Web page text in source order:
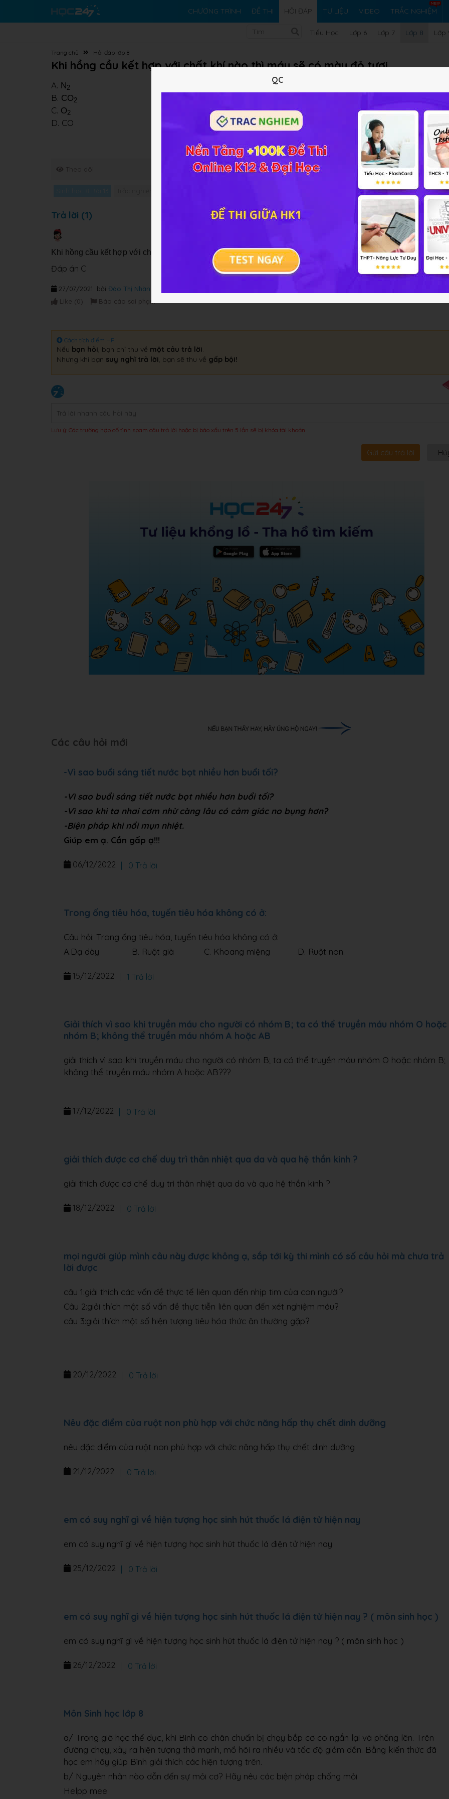
CHƯƠNG TRÌNH ĐỀ THI HỎI ĐÁP TƯ LIỆU VIDEO TRẮC NGHIỆM
Tiểu Học Lớp 6 Lớp 7 Lớp 8 Lớp
Trang chủ Hỏi đáp lớp 8
Khi hồng cầu kết hợp với chất khí nào thì máu sẽ có màu đỏ tươi
A. N2
B. CO2
C. O2
D. CO
Theo dõi Vi
Trả lời (1)
Khi hồng cầu kết hợp với chất khí oxi thì máu sẽ có màu đỏ tươi
Đáp án C
bởi Đào Thị Nhàn
27/07/2021
Like (0) Báo cáo sai phạm
Cách tích điểm HP
Nếu bạn hỏi, bạn chỉ thu về một câu trả lời.
Nhưng khi bạn suy nghĩ trả lời, bạn sẽ thu về gấp bội!
Lưu ý: Các trường hợp cố tình spam câu trả lời hoặc bị báo xấu trên 5 lần sẽ bị khóa tài khoản
Gửi câu trả lời
Các câu hỏi mới
-Vì sao buổi sáng tiết nước bọt nhiều hơn buổi tối?
-Vì sao buổi sáng tiết nước bọt nhiều hơn buổi tối?
-Vì sao khi ta nhai cơm nhừ càng lâu có cảm giác no bụng hơn?
-Biện pháp khi nổi mụn nhiệt.
Giúp em ạ. Cần gấp ạ!!!
06/12/2022 0 Trả lời
Trong ống tiêu hóa, tuyến tiêu hóa không có ở:
Câu hỏi: Trong ống tiêu hóa, tuyến tiêu hóa không có ở:
A.Dạ dày B. Ruột già C. Khoang miệng D. Ruột non.
15/12/2022 1 Trả lời
Giải thích vì sao khi truyền máu cho người có nhóm B; ta có thể truyền máu nhóm O hoặc
nhóm B; không thể truyền máu nhóm A hoặc AB
giải thích vì sao khi truyền máu cho người có nhóm B; ta có thể truyền máu nhóm O hoặc nhóm B;
không thể truyền máu nhóm A hoặc AB???
17/12/2022 0 Trả lời
giải thích được cơ chế duy trì thân nhiệt qua da và qua hệ thần kinh ?
giải thích được cơ chế duy trì thân nhiệt qua da và qua hệ thần kinh ?
18/12/2022 0 Trả lời
mọi người giúp mình câu này được không ạ, sắp tới kỳ thi mình có số câu hỏi mà chưa trả
lời được
câu 1:giải thích các vấn đề thực tế liên quan đến nhịp tim của con người?
Câu 2:giải thích một số vấn đề thực tiễn liên quan đến xét nghiệm máu?
câu 3:giải thích một số hiện tượng tiêu hóa thức ăn thường gặp?
20/12/2022 0 Trả lời
Nêu đặc điểm của ruột non phù hợp với chức năng hấp thụ chết dinh dưỡng
nêu đặc điểm của ruột non phù hợp với chức năng hấp thụ chết dinh dưỡng
21/12/2022 0 Trả lời
em có suy nghĩ gì về hiện tượng học sinh hút thuốc lá điện tử hiện nay
em có suy nghĩ gì về hiện tượng học sinh hút thuốc lá điện tử hiện nay
25/12/2022 0 Trả lời
em có suy nghĩ gì về hiện tượng học sinh hút thuốc lá điện tử hiện nay ? ( môn sinh học )
em có suy nghĩ gì về hiện tượng học sinh hút thuốc lá điện tử hiện nay ? ( môn sinh học )
26/12/2022 0 Trả lời
Môn Sinh học lớp 8
a/ Trong giờ học thể dục, khi Bình co chân chuẩn bị chạy bắp cơ co ngắn lại và phồng lên. Trên
đường chạy, xảy ra hiện tượng thở mạnh, mồ hôi ra nhiều và tốc độ giảm dần. Bằng kiến thức đã
học em hãy giúp Bình giải thích các hiện tượng trên.
b/ Nguyên nhân nào dẫn đến sự mỏi cơ? Hãy nêu các biện pháp chống mỏi
Helpp mee
QC